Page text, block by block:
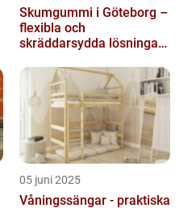
Skumgummi i Göteborg –
flexibla och
skräddarsydda lösningar
05 juni 2025
Våningssängar - praktiska